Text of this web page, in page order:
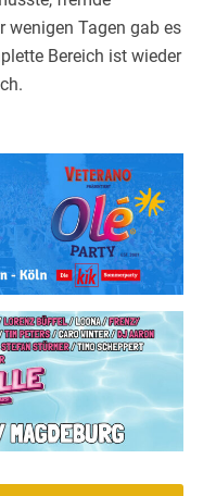
wenigen Tagen gab es
Bereich ist wieder